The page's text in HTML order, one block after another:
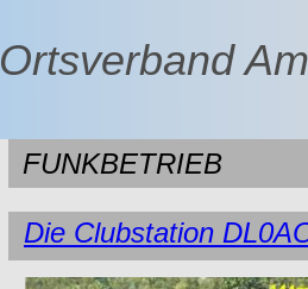
Ortsverband
FUNKBETRIEB
Die Clubstation